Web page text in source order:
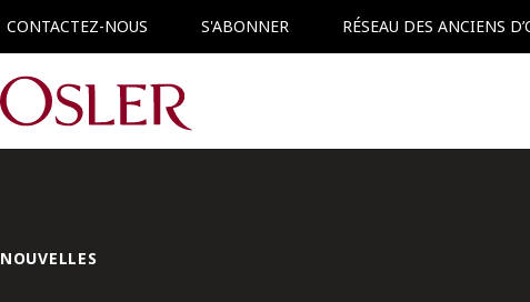
CONTACTEZ-NOUS S'ABONNER RÉSEAU DES ANCIENS
Main Navigation
NOUVELLES